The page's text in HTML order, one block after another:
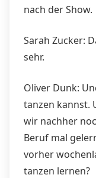
nach der Show.
Sarah Zucker:
sehr.
Oliver Dunk:
tanzen kannst.
wir nachher
Beruf mal
vorher
tanzen lernen?